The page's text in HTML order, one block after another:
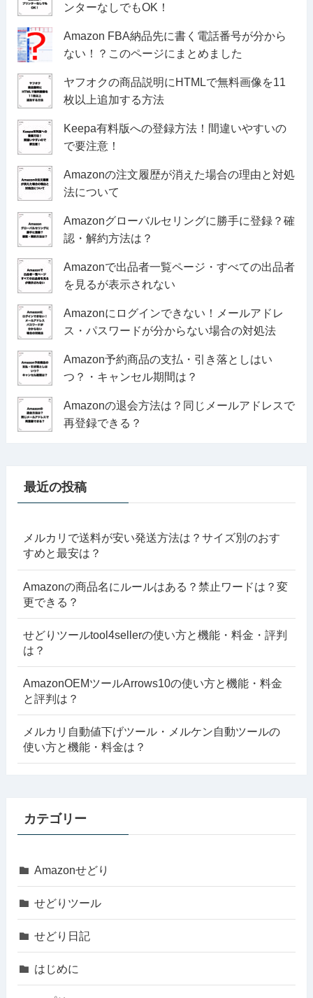
ンターなしでもOK！
Amazon FBA納品先に書く電話番号が分から
ない！？このページにまとめました
ヤフオクの商品説明にHTMLで無料画像を11
枚以上追加する方法
Keepa有料版への登録方法！間違いやすいの
で要注意！
Amazonの注文履歴が消えた場合の理由と対処
法について
Amazonグローバルセリングに勝手に登録？確
認・解約方法は？
Amazonで出品者一覧ページ・すべての出品者
を見るが表示されない
Amazonにログインできない！メールアドレ
ス・パスワードが分からない場合の対処法
Amazon予約商品の支払・引き落としはい
つ？・キャンセル期間は？
Amazonの退会方法は？同じメールアドレスで
再登録できる？
最近の投稿
メルカリで送料が安い発送方法は？サイズ別のおす
すめと最安は？
Amazonの商品名にルールはある？禁止ワードは？変
更できる？
せどりツールtool4sellerの使い方と機能・料金・評判
は？
AmazonOEMツールArrows10の使い方と機能・料金
と評判は？
メルカリ自動値下げツール・メルケン自動ツールの
使い方と機能・料金は？
カテゴリー
Amazonせどり
せどりツール
せどり日記
はじめに